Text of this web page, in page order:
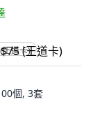
王道卡)
個, 3套